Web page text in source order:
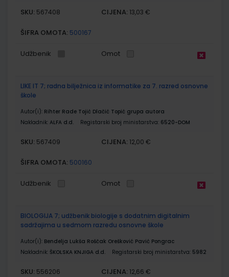
SKU: 567408 CIJENA: 13,03 €
ŠIFRA OMOTA: 500167
Udžbenik Omot
LIKE IT 7; radna bilježnica iz informatike za 7. razred osnovne
škole
Autor(i): Rihter Rade Tojić Dlačić Topić grupa autora
Nakladnik: ALFA d.d. Registarski broj ministarstva: 6520-DOM
SKU: 567409 CIJENA: 12,00 €
ŠIFRA OMOTA: 500160
Udžbenik Omot
BIOLOGIJA 7; udžbenik biologije s dodatnim digitalnim
sadržajima u sedmom razredu osnovne škole
Autor(i): Bendelja Lukša Roščak Orešković Pavić Pongrac
Nakladnik: ŠKOLSKA KNJIGA d.d. Registarski broj ministarstva: 5982
SKU: 556206 CIJENA: 12,66 €